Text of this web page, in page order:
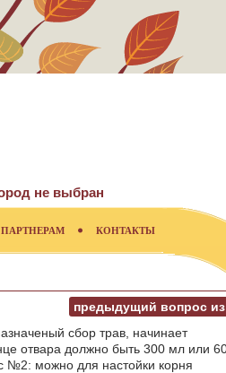
не выбран
ПАРТНЕРАМ КОНТАКТЫ
предыдущий вопрос из
сбор трав, начинает
отвара должно быть 300 мл или
№2: можно для настойки корня